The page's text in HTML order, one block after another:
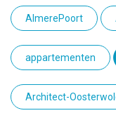
AlmerePoort
appartementen
Architect-